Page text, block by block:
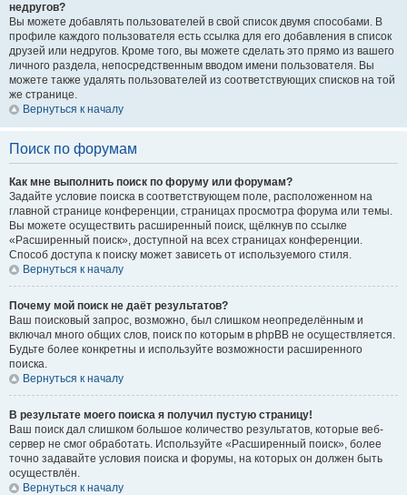
недругов?
Вы можете добавлять пользователей в свой список двумя способами. В
профиле каждого пользователя есть ссылка для его добавления в список
друзей или недругов. Кроме того, вы можете сделать это прямо из вашего
личного раздела, непосредственным вводом имени пользователя. Вы
можете также удалять пользователей из соответствующих списков на той
же странице.
Вернуться к началу
Поиск по форумам
Как мне выполнить поиск по форуму или форумам?
Задайте условие поиска в соответствующем поле, расположенном на
главной странице конференции, страницах просмотра форума или темы.
Вы можете осуществить расширенный поиск, щёлкнув по ссылке
«Расширенный поиск», доступной на всех страницах конференции.
Способ доступа к поиску может зависеть от используемого стиля.
Вернуться к началу
Почему мой поиск не даёт результатов?
Ваш поисковый запрос, возможно, был слишком неопределённым и
включал много общих слов, поиск по которым в phpBB не осуществляется.
Будьте более конкретны и используйте возможности расширенного
поиска.
Вернуться к началу
В результате моего поиска я получил пустую страницу!
Ваш поиск дал слишком большое количество результатов, которые веб-
сервер не смог обработать. Используйте «Расширенный поиск», более
точно задавайте условия поиска и форумы, на которых он должен быть
осуществлён.
Вернуться к началу